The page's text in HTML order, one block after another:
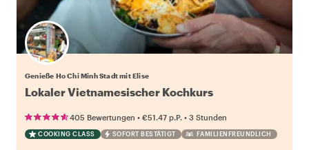
Genieße Ho Chi Minh Stadt mit Elise
Lokaler Vietnamesischer Kochkurs
405 Bewertungen • €51.47 p.P. • 3 Stunden
COOKING CLASS SOFORT BESTÄTIGT FAMILIENFREUNDLICH